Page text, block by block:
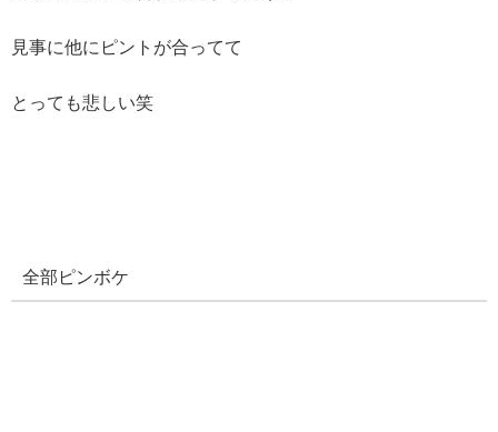
見事に他にピントが合ってて
とっても悲しい笑
全部ピンボケ